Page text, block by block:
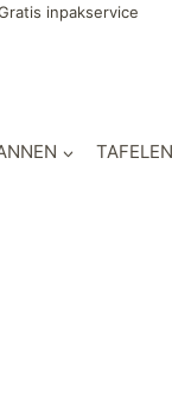
inpakservice
TAFELEN